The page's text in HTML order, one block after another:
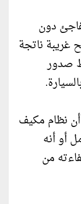
دون
غريبة ناتجة
صدور
نظام مكيف
أو أنه
من